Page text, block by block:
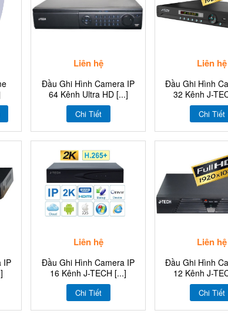
Liên hệ
Đầu Ghi Hình Camera IP
64 Kênh Ultra HD [...]
Chi Tiết
Liên hệ
Đầu Ghi Hình
32 Kênh J-
Chi Tiết
IP
Liên hệ
Đầu Ghi Hình Camera IP
16 Kênh J-TECH [...]
Chi Tiết
Liên hệ
Đầu Ghi Hình
12 Kênh J-
Chi Tiết